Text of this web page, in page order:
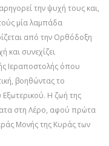
την ψυχή τους και,
μία λαμπάδα
από την Ορθόδοξη
και συνεχίζει
Ιεραποστολής όπου
βοηθώντας το
Η ζωή της
στη Λέρο, αφού πρώτα
Μονής της Κυράς των